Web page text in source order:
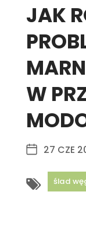
JAK
W
27 CZE
ślad